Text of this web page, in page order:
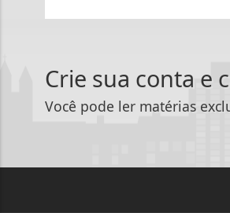
Crie sua conta e
Você pode ler matérias